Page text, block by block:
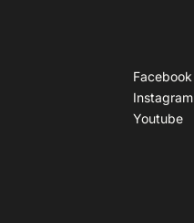
Facebook
Instagram
Youtube